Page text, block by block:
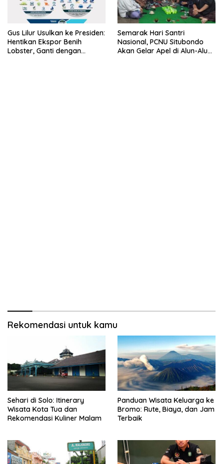
Gus Lilur Usulkan ke Presiden:
Hentikan Ekspor Benih
Lobster, Ganti dengan
Semarak Hari Santri
Nasional, PCNU Situbondo
Akan Gelar Apel di Alun-Alun
Rekomendasi untuk kamu
Sehari di Solo: Itinerary
Wisata Kota Tua dan
Rekomendasi Kuliner Malam
Panduan Wisata Keluarga ke
Bromo: Rute, Biaya, dan Jam
Terbaik